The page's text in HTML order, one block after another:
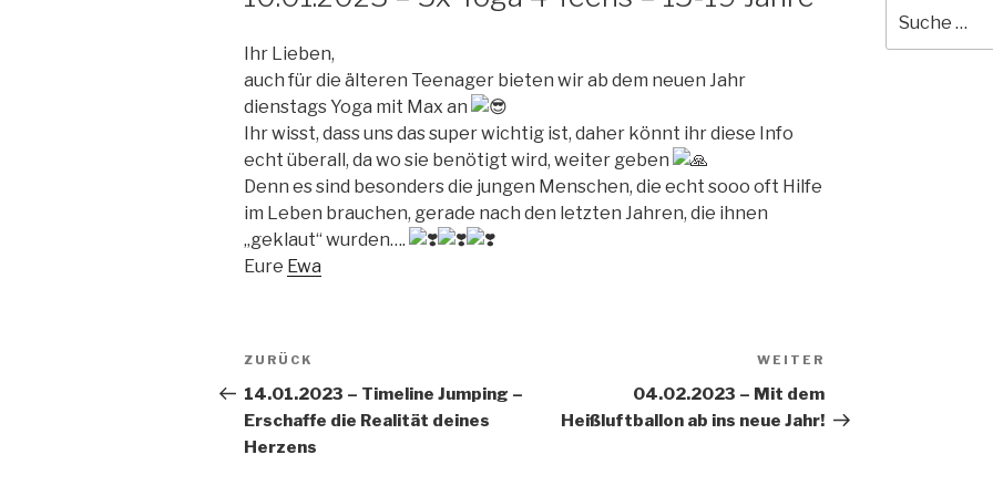
Ihr Lieben,
auch für die älteren Teenager bieten wir ab dem neuen Jahr
dienstags Yoga mit Max an
Ihr wisst, dass uns das super wichtig ist, daher könnt ihr diese Info
echt überall, da wo sie benötigt wird, weiter geben
Denn es sind besonders die jungen Menschen, die echt sooo oft Hilfe
im Leben brauchen, gerade nach den letzten Jahren, die ihnen
„geklaut“ wurden….
Eure Ewa
Beitragsnavigation
Vorheriger
Beitrag
ZURÜCK
14.01.2023 – Timeline Jumping –
Erschaffe die Realität deines
Herzens
Beitrag
WEITER
04.02.2023 – Mit dem
Heißluftballon ab ins neue Jahr!
nach: